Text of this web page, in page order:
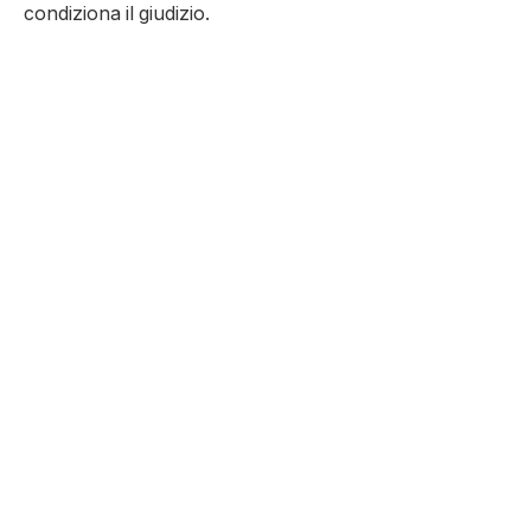
condiziona il giudizio.